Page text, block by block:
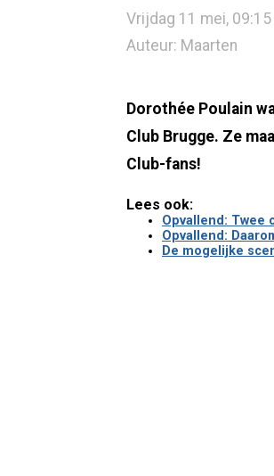
Vrijdag 11 mei,
Auteur: Maarten
Dorothée Poulain
Club Brugge. Ze
Club-fans!
Lees ook:
Opvallend: Twee
Opvallend:
De mogelijke